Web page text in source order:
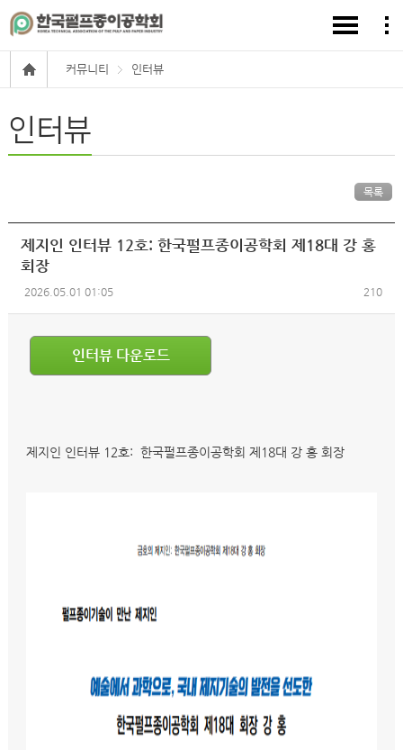
커뮤니티 인터뷰
인터뷰
목록
제지인 인터뷰 12호: 한국펄프종이공학회 제18대 강 홍
회장
2026.05.01 01:05 210
인터뷰 다운로드
제지인 인터뷰 12호: 한국펄프종이공학회 제18대 강 홍 회장